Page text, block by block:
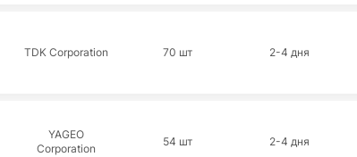
TDK Corporation 70 шт 2-4 дня
YAGEO
Corporation
54 шт 2-4 дня